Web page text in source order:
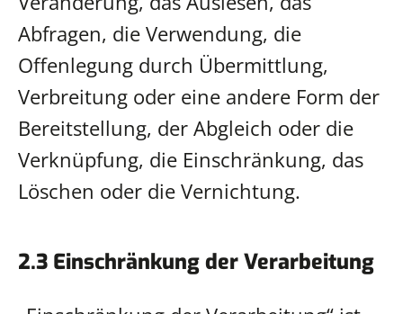
Abfragen, die Verwendung, die
Offenlegung durch Übermittlung,
Verbreitung oder eine andere Form der
Bereitstellung, der Abgleich oder die
Verknüpfung, die Einschränkung, das
Löschen oder die Vernichtung.
2.3 Einschränkung der Verarbeitung